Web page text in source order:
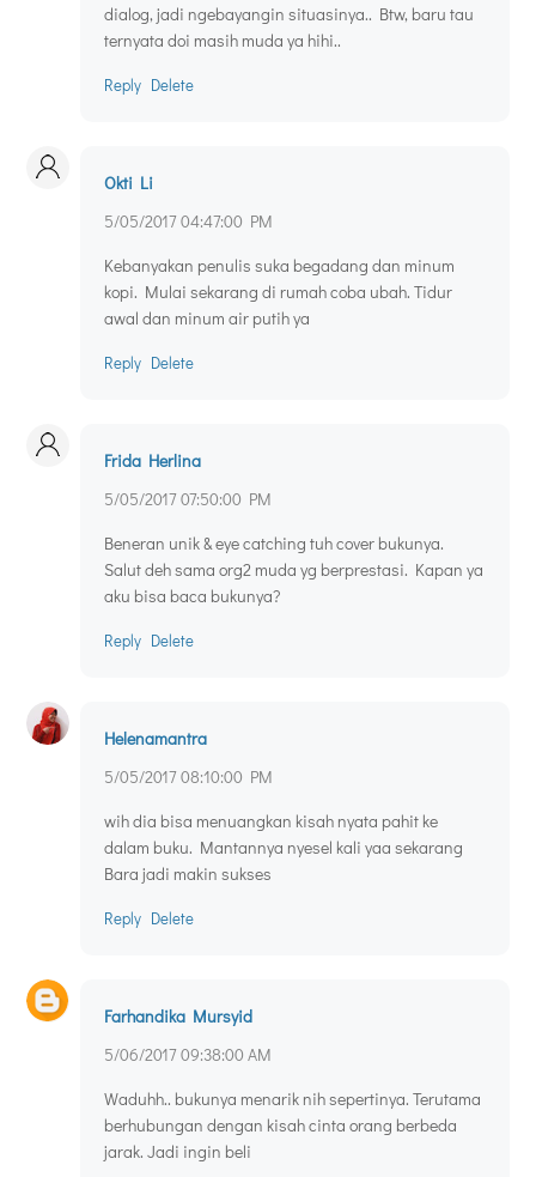
dialog, jadi ngebayangin situasinya.. Btw, baru tau
ternyata doi masih muda ya hihi..
Reply Delete
Okti Li
5/05/2017 04:47:00 PM
Kebanyakan penulis suka begadang dan minum
kopi. Mulai sekarang di rumah coba ubah. Tidur
awal dan minum air putih ya
Reply Delete
Frida Herlina
5/05/2017 07:50:00 PM
Beneran unik & eye catching tuh cover bukunya.
Salut deh sama org2 muda yg berprestasi. Kapan ya
aku bisa baca bukunya?
Reply Delete
Helenamantra
5/05/2017 08:10:00 PM
wih dia bisa menuangkan kisah nyata pahit ke
dalam buku. Mantannya nyesel kali yaa sekarang
Bara jadi makin sukses
Reply Delete
Farhandika Mursyid
5/06/2017 09:38:00 AM
Waduhh.. bukunya menarik nih sepertinya. Terutama
berhubungan dengan kisah cinta orang berbeda
jarak. Jadi ingin beli